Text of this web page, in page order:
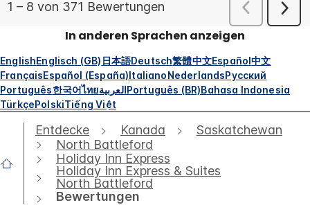
In anderen Sprachen anzeigen
EnglishEnglisch (GB) 日本語Deutsch繁體中文Español中文
FrançaisEspañol (España)ItalianoNederlandsРусский
Português한국어ไทยالعربيةPortuguês (BR)Bahasa Indonesia
TürkçePolskiTiếng Việt
Entdecke Kanada
Saskatchewan
North Battleford
Holiday Inn Express
Holiday Inn Express & Suites
North Battleford
Bewertungen